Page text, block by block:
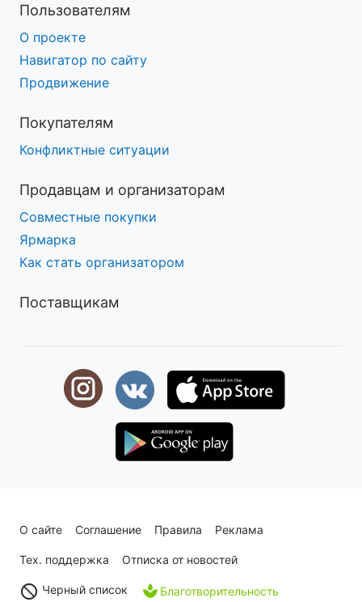
Пользователям
О проекте
Навигатор по сайту
Продвижение
Покупателям
Конфликтные ситуации
Продавцам и организаторам
Совместные покупки
Ярмарка
Как стать организатором
Поставщикам
О сайте Соглашение Правила Реклама
Тех. поддержка Отписка от новостей
Черный список Благотворительность